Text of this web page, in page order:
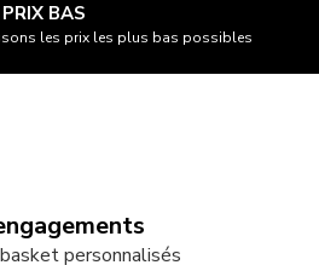
BAS
les prix les plus bas possibles